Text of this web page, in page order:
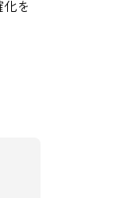
を